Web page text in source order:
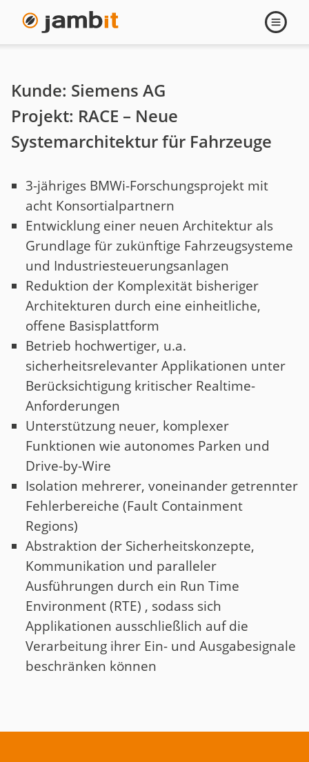
Siemens
RACE
Entwicklung
einer
IKT-
Systemarchitektur
öffnen
Kunde: Siemens AG
Projekt: RACE – Neue
Systemarchitektur für Fahrzeuge
3-jähriges BMWi-Forschungsprojekt mit
acht Konsortialpartnern
Entwicklung einer neuen Architektur als
Grundlage für zukünftige Fahrzeugsysteme
und Industriesteuerungsanlagen
Reduktion der Komplexität bisheriger
Architekturen durch eine einheitliche,
offene Basisplattform
Betrieb hochwertiger, u.a.
sicherheitsrelevanter Applikationen unter
Berücksichtigung kritischer Realtime-
Anforderungen
Unterstützung neuer, komplexer
Funktionen wie autonomes Parken und
Drive-by-Wire
Isolation mehrerer, voneinander getrennter
Fehlerbereiche (Fault Containment
Regions)
Abstraktion der Sicherheitskonzepte,
Kommunikation und paralleler
Ausführungen durch ein Run Time
Environment (RTE) , sodass sich
Applikationen ausschließlich auf die
Verarbeitung ihrer Ein- und Ausgabesignale
beschränken können